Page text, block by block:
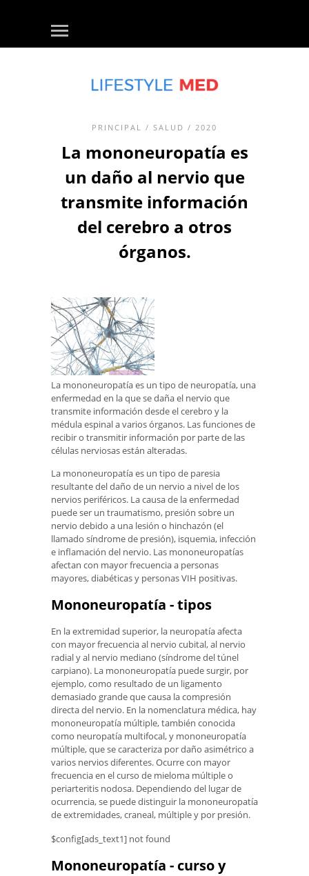
PRINCIPAL / SALUD / 2020
La mononeuropatía es
un daño al nervio que
transmite información
del cerebro a otros
órganos.
La mononeuropatía es un tipo de neuropatía, una
enfermedad en la que se daña el nervio que
transmite información desde el cerebro y la
médula espinal a varios órganos. Las funciones de
recibir o transmitir información por parte de las
células nerviosas están alteradas.
La mononeuropatía es un tipo de paresia
resultante del daño de un nervio a nivel de los
nervios periféricos. La causa de la enfermedad
puede ser un traumatismo, presión sobre un
nervio debido a una lesión o hinchazón (el
llamado síndrome de presión), isquemia, infección
e inflamación del nervio. Las mononeuropatías
afectan con mayor frecuencia a personas
mayores, diabéticas y personas VIH positivas.
Mononeuropatía - tipos
En la extremidad superior, la neuropatía afecta
con mayor frecuencia al nervio cubital, al nervio
radial y al nervio mediano (síndrome del túnel
carpiano). La mononeuropatía puede surgir, por
ejemplo, como resultado de un ligamento
demasiado grande que causa la compresión
directa del nervio. En la nomenclatura médica, hay
mononeuropatía múltiple, también conocida
como neuropatía multifocal, y mononeuropatía
múltiple, que se caracteriza por daño asimétrico a
varios nervios diferentes. Ocurre con mayor
frecuencia en el curso de mieloma múltiple o
periarteritis nodosa. Dependiendo del lugar de
ocurrencia, se puede distinguir la mononeuropatía
de extremidades, craneal, múltiple y por presión.
$config[ads_text1] not found
Mononeuropatía - curso y